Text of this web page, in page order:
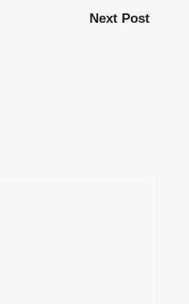
Next Post